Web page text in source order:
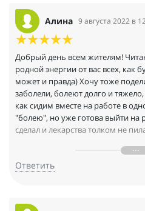
Алина 9 августа 2022 в
Добрый день всем жителям!
родной энергии от вас всех, как
может и правда) Хочу тоже
заболели, болеют долго и
как сидим вместе на работе в
"болею", но уже готова выйти на
сделал и лекарства толком не
Василия целительные. Кот мой
время медитации и пытался
Ответить